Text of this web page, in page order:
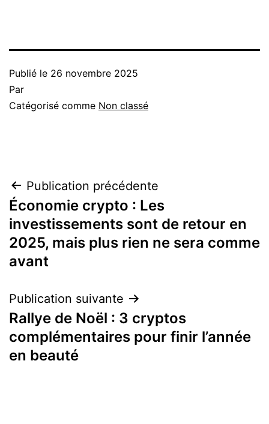
Publié le 26 novembre 2025
Par
Catégorisé comme Non classé
Navigation
de
l’article
Publication précédente
Économie crypto : Les
investissements sont de retour en
2025, mais plus rien ne sera comme
avant
Publication suivante
Rallye de Noël : 3 cryptos
complémentaires pour finir l’année
en beauté